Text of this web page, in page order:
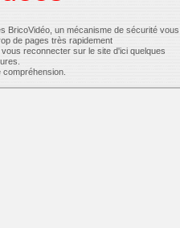
BricoVidéo, un mécanisme de sécurité vous
de pages très rapidement
reconnecter sur le site d'ici quelques